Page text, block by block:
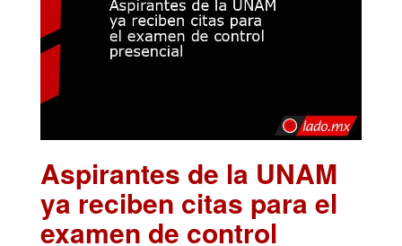
Aspirantes de la UNAM
ya reciben citas para el
examen de control